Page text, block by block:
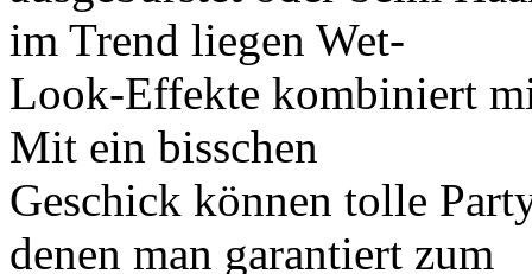
im Trend liegen Wet-
Look-Effekte kombiniert
Mit ein bisschen
Geschick können tolle
denen man garantiert zum